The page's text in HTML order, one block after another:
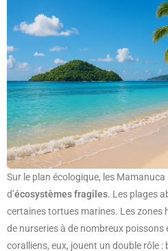
Sur le plan écologique, les
d’écosystèmes fragiles. Les plages
certaines tortues marines. Les zones
de nurseries à de nombreux poissons
coralliens, eux, jouent un double rôle